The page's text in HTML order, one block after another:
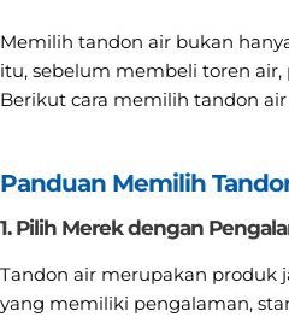
Memilih tandon air bukan
itu, sebelum membeli toren
Berikut cara memilih tandon
Panduan Memilih
1. Pilih Merek dengan
Tandon air merupakan produk
yang memiliki pengalaman,